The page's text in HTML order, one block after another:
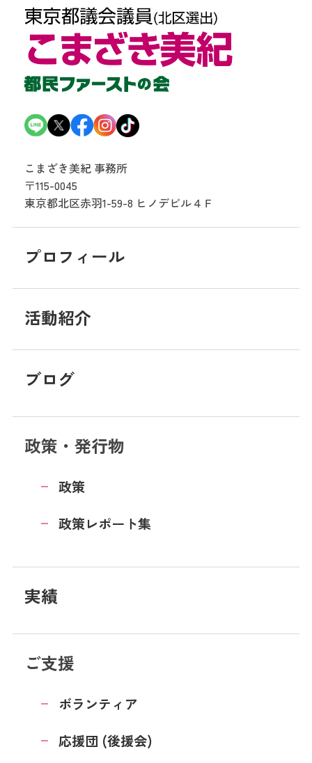
こまざき美紀 事務所
〒115-0045
東京都北区赤羽1-59-8 ヒノデビル４Ｆ
プロフィール
活動紹介
ブログ
政策・発行物
政策
政策レポート集
実績
ご支援
ボランティア
応援団 (後援会)